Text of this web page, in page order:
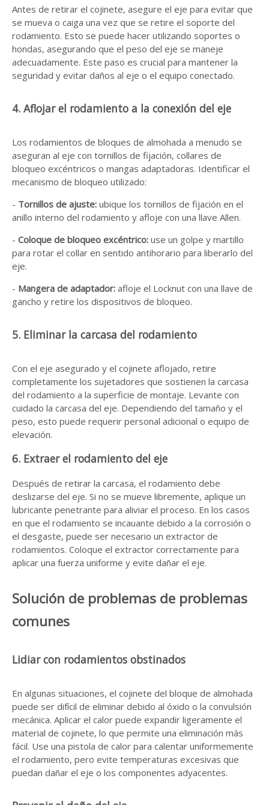
Antes de retirar el cojinete, asegure el eje para evitar que
se mueva o caiga una vez que se retire el soporte del
rodamiento. Esto se puede hacer utilizando soportes o
hondas, asegurando que el peso del eje se maneje
adecuadamente. Este paso es crucial para mantener la
seguridad y evitar daños al eje o el equipo conectado.
4. Aflojar el rodamiento a la conexión del eje
Los rodamientos de bloques de almohada a menudo se
aseguran al eje con tornillos de fijación, collares de
bloqueo excéntricos o mangas adaptadoras. Identificar el
mecanismo de bloqueo utilizado:
- Tornillos de ajuste: ubique los tornillos de fijación en el
anillo interno del rodamiento y afloje con una llave Allen.
- Coloque de bloqueo excéntrico: use un golpe y martillo
para rotar el collar en sentido antihorario para liberarlo del
eje.
- Mangera de adaptador: afloje el Locknut con una llave de
gancho y retire los dispositivos de bloqueo.
5. Eliminar la carcasa del rodamiento
Con el eje asegurado y el cojinete aflojado, retire
completamente los sujetadores que sostienen la carcasa
del rodamiento a la superficie de montaje. Levante con
cuidado la carcasa del eje. Dependiendo del tamaño y el
peso, esto puede requerir personal adicional o equipo de
elevación.
6. Extraer el rodamiento del eje
Después de retirar la carcasa, el rodamiento debe
deslizarse del eje. Si no se mueve libremente, aplique un
lubricante penetrante para aliviar el proceso. En los casos
en que el rodamiento se incauante debido a la corrosión o
el desgaste, puede ser necesario un extractor de
rodamientos. Coloque el extractor correctamente para
aplicar una fuerza uniforme y evite dañar el eje.
Solución de problemas de problemas
comunes
Lidiar con rodamientos obstinados
En algunas situaciones, el cojinete del bloque de almohada
puede ser difícil de eliminar debido al óxido o la convulsión
mecánica. Aplicar el calor puede expandir ligeramente el
material de cojinete, lo que permite una eliminación más
fácil. Use una pistola de calor para calentar uniformemente
el rodamiento, pero evite temperaturas excesivas que
puedan dañar el eje o los componentes adyacentes.